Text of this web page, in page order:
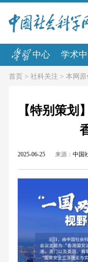
中心 学术
首页> 社科关注 > 本网原
【特别策划
2025-06-25 来源： 中国